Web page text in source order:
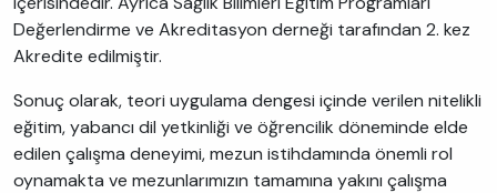
Değerlendirme ve Akreditasyon derneği tarafından 2. kez
Akredite edilmiştir.
Sonuç olarak, teori uygulama dengesi içinde verilen nitelikli
eğitim, yabancı dil yetkinliği ve öğrencilik döneminde elde
edilen çalışma deneyimi, mezun istihdamında önemli rol
oynamakta ve mezunlarımızın tamamına yakını çalışma